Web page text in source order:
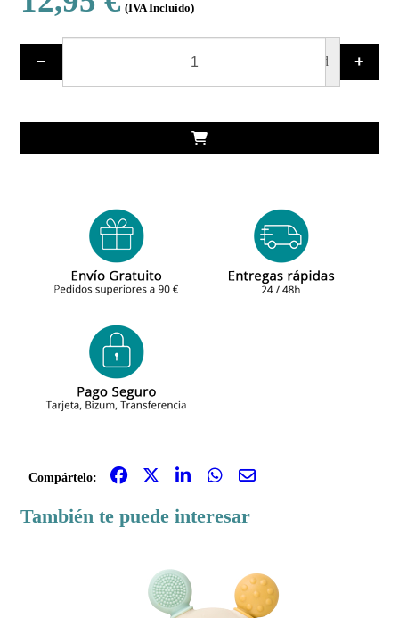
(IVA Incluido)
− ud +
Compártelo:
También te puede interesar